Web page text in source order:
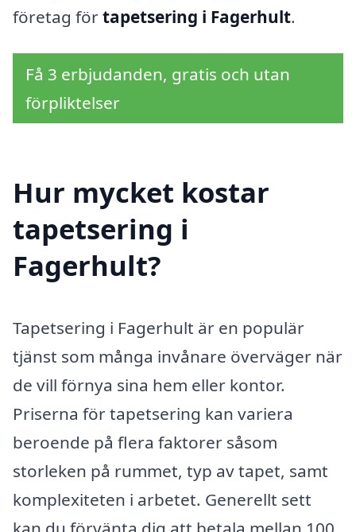
företag förtapetsering i Fagerhult.
Få 3 erbjudanden, gratis och utan
förpliktelser
Hur mycket kostar
tapetsering i
Fagerhult?
Tapetsering i Fagerhult är en populär
tjänst som många invånare överväger när
de vill förnya sina hem eller kontor.
Priserna för tapetsering kan variera
beroende på flera faktorer såsom
storleken på rummet, typ av tapet, samt
komplexiteten i arbetet. Generellt sett